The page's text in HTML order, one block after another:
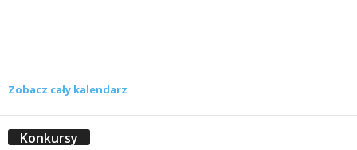
Zobacz cały kalendarz
Konkursy